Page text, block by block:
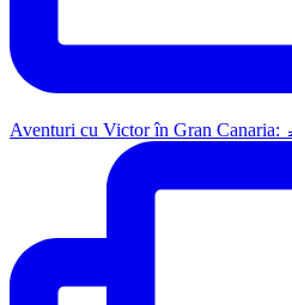
Aventuri cu Victor în Gran Canaria: